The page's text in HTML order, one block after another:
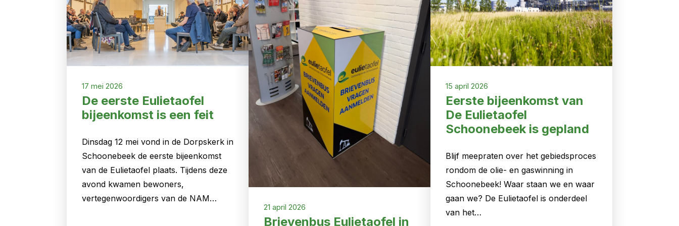
17 mei 2026
De eerste Eulietaofel
bijeenkomst is een feit
Dinsdag 12 mei vond in de Dorpskerk in
Schoonebeek de eerste bijeenkomst
van de Eulietaofel plaats. Tijdens deze
avond kwamen bewoners,
vertegenwoordigers van de NAM…
21 april 2026
Brievenbus Eulietaofel in
15 april 2026
Eerste bijeenkomst van
De Eulietaofel
Schoonebeek is gepland
Blijf meepraten over het gebiedsproces
rondom de olie- en gaswinning in
Schoonebeek! Waar staan we en waar
gaan we? De Eulietaofel is onderdeel
van het…